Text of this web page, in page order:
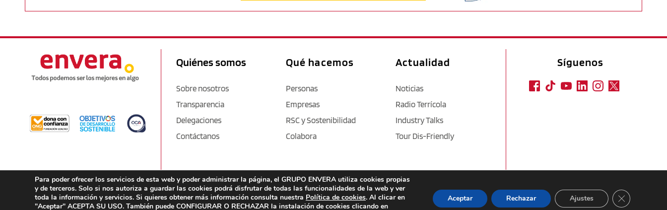
Quiénes somos
Sobre nosotros
Transparencia
Delegaciones
Contáctanos
Qué hacemos
Personas
Empresas
RSC y Sostenibilidad
Colabora
Actualidad
Noticias
Radio Terrícola
Industry Talks
Tour Dis-Friendly
Aviso legal / Política de privacidad / Cookies / Accesibilidad
Síguenos
Para poder ofrecer los servicios de esta web y poder administrar la página, el GRUPO ENVERA utiliza cookies propias
y de terceros. Solo si nos autoriza a guardar las cookies podrá disfrutar de todas las funcionalidades de la web y ver
toda la información y servicios. Si quieres obtener más información consulta nuestra Política de cookies. Al clicar en
"Aceptar" ACEPTA SU USO. También puede CONFIGURAR O RECHAZAR la instalación de cookies clicando en
Aceptar Rechazar Ajustes CERRAR EL